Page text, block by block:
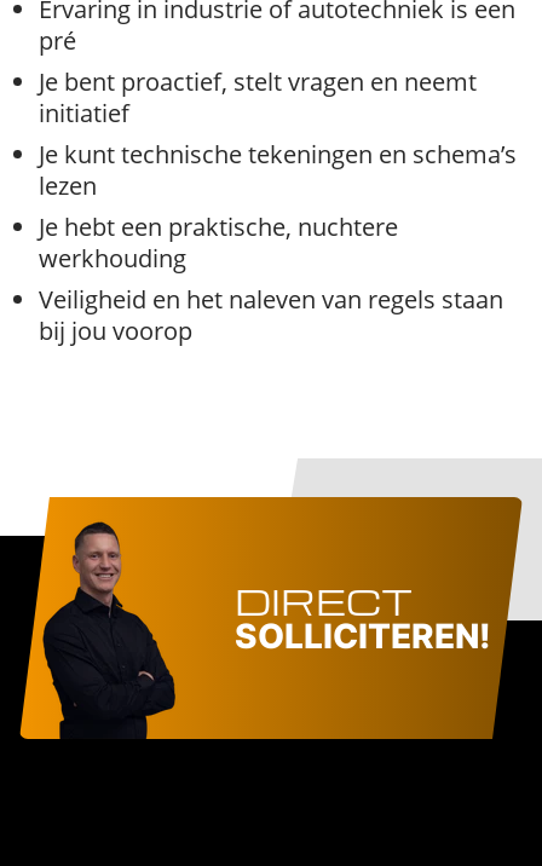
Ervaring in industrie of autotechniek is een
pré
Je bent proactief, stelt vragen en neemt
initiatief
Je kunt technische tekeningen en schema’s
lezen
Je hebt een praktische, nuchtere
werkhouding
Veiligheid en het naleven van regels staan
bij jou voorop
DIRECT
SOLLICITEREN!